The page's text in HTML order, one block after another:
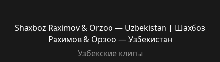
Shaxboz Raximov & Orzoo — Uzbekistan | Шахбоз
Рахимов & Орзоо — Узбекистан
Узбекские клипы